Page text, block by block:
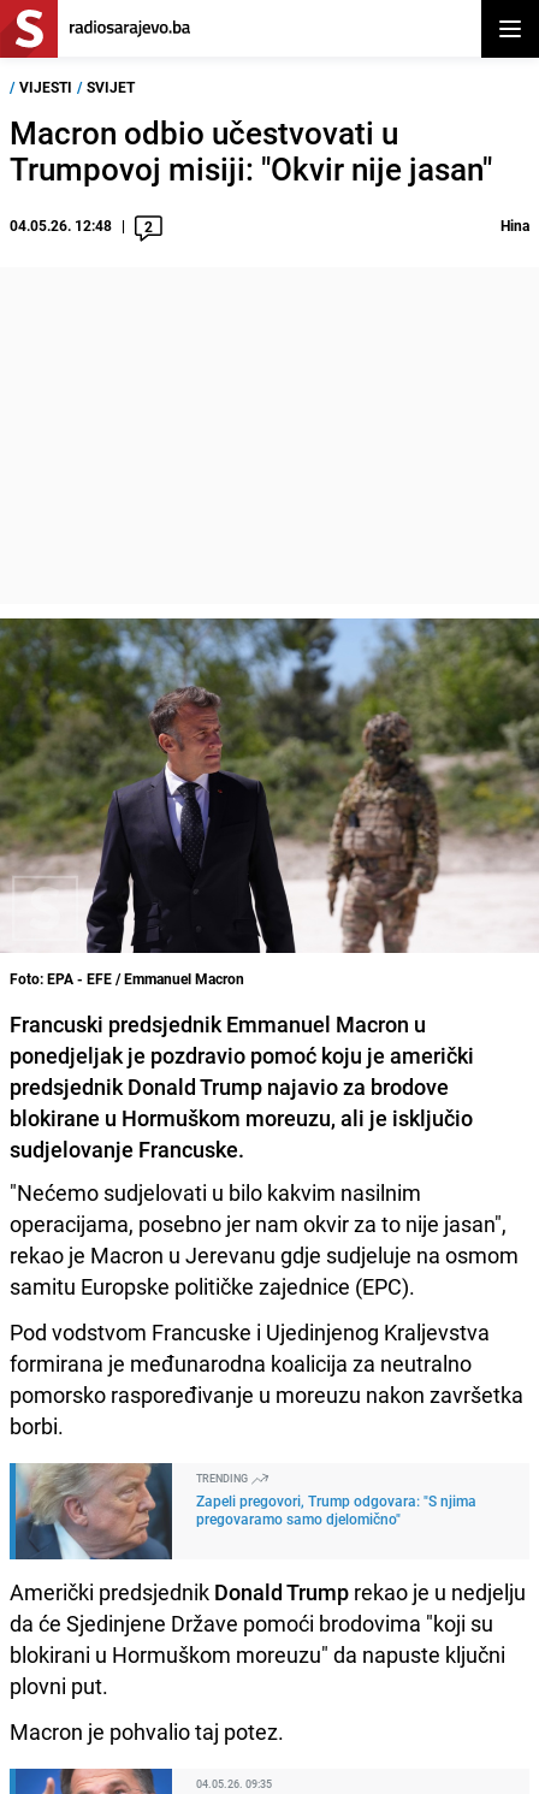
/ VIJESTI / SVIJET
Macron odbio učestvovati u
Trumpovoj misiji: "Okvir nije jasan"
04.05.26. 12:48 2 Hina
Foto: EPA - EFE / Emmanuel Macron
Francuski predsjednik Emmanuel Macron u
ponedjeljak je pozdravio pomoć koju je američki
predsjednik Donald Trump najavio za brodove
blokirane u Hormuškom moreuzu, ali je isključio
sudjelovanje Francuske.
"Nećemo sudjelovati u bilo kakvim nasilnim
operacijama, posebno jer nam okvir za to nije jasan",
rekao je Macron u Jerevanu gdje sudjeluje na osmom
samitu Europske političke zajednice (EPC).
Pod vodstvom Francuske i Ujedinjenog Kraljevstva
formirana je međunarodna koalicija za neutralno
pomorsko raspoređivanje u moreuzu nakon završetka
borbi.
TRENDING
Zapeli pregovori, Trump odgovara: "S njima
pregovaramo samo djelomično"
Američki predsjednik Donald Trump rekao je u nedjelju
da će Sjedinjene Države pomoći brodovima "koji su
blokirani u Hormuškom moreuzu" da napuste ključni
plovni put.
Macron je pohvalio taj potez.
04.05.26. 09:35